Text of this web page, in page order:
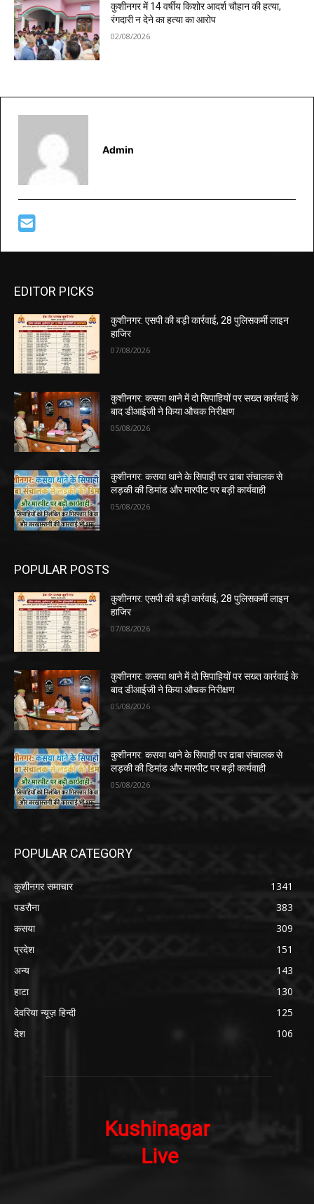
कुशीनगर में 14 वर्षीय किशोर आदर्श चौहान की हत्या,
रंगदारी न देने का हत्या का आरोप
02/08/2026
Admin
EDITOR PICKS
कुशीनगर: एसपी की बड़ी कार्रवाई, 28 पुलिसकर्मी लाइन
हाजिर
07/08/2026
कुशीनगर: कसया थाने में दो सिपाहियों पर सख्त कार्रवाई के
बाद डीआईजी ने किया औचक निरीक्षण
05/08/2026
कुशीनगर: कसया थाने के सिपाही पर ढाबा संचालक से
लड़की की डिमांड और मारपीट पर बड़ी कार्यवाही
05/08/2026
POPULAR POSTS
कुशीनगर: एसपी की बड़ी कार्रवाई, 28 पुलिसकर्मी लाइन
हाजिर
07/08/2026
कुशीनगर: कसया थाने में दो सिपाहियों पर सख्त कार्रवाई के
बाद डीआईजी ने किया औचक निरीक्षण
05/08/2026
कुशीनगर: कसया थाने के सिपाही पर ढाबा संचालक से
लड़की की डिमांड और मारपीट पर बड़ी कार्यवाही
05/08/2026
POPULAR CATEGORY
कुशीनगर समाचार
1341
पडरौना
383
कसया
309
प्रदेश
151
अन्य
143
हाटा
130
देवरिया न्यूज़ हिन्दी
125
देश
106